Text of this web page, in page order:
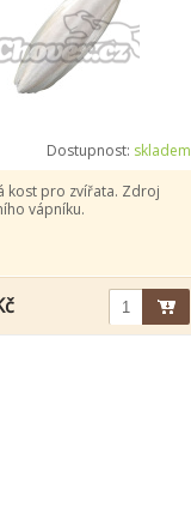
Dostupnost: skladem
kost pro zvířata. Zdroj
vápníku.